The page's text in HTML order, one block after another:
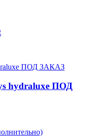
hydraluxe ПОД